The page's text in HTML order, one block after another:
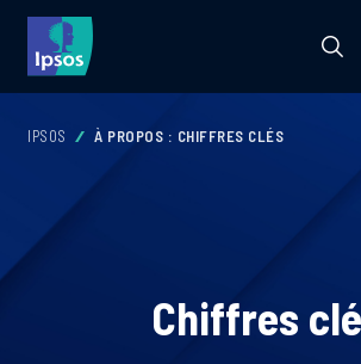
IPSOS À PROPOS : CHIFFRES CLÉS
Chiffres